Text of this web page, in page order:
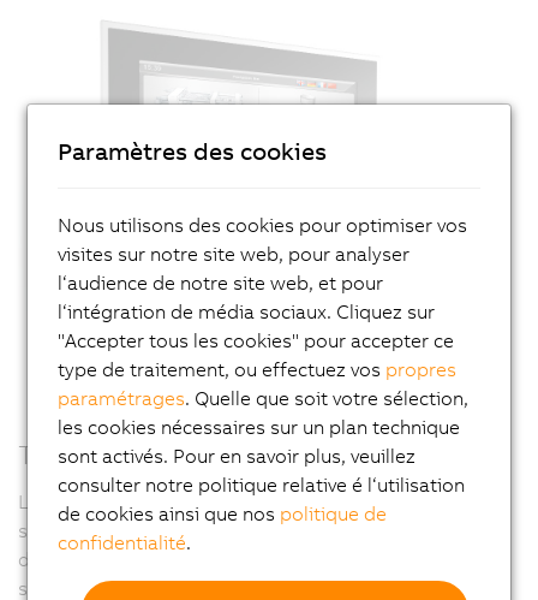
Touches à anneaux lumineux
Les touches intégrées à anneaux lumineux peuvent
s'éclairer de différentes couleurs et être munies
d'étiquettes individuelles sur lesquels figurent des
symboles, des nombres ou du texte.
Paramètres des cookies
Nous utilisons des cookies pour optimiser vos
visites sur notre site web, pour analyser
l‘audience de notre site web, et pour
l‘intégration de média sociaux. Cliquez sur
"Accepter tous les cookies" pour accepter ce
type de traitement, ou effectuez vos propres
paramétrages. Quelle que soit votre sélection,
les cookies nécessaires sur un plan technique
sont activés. Pour en savoir plus, veuillez
consulter notre politique relative é l‘utilisation
de cookies ainsi que nos politique de
confidentialité.